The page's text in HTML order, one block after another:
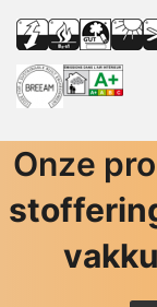
Onze